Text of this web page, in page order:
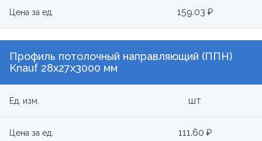
Цена за ед. 159.03 ₽
Профиль потолочный направляющий (ППН)
Knauf 28х27х3000 мм
Ед. изм. шт
Цена за ед. 111.60 ₽